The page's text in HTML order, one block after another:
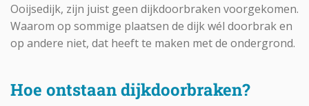
Ooijsedijk, zijn juist geen dijkdoorbraken voorgekomen.
Waarom op sommige plaatsen de dijk wél doorbrak en
op andere niet, dat heeft te maken met de ondergrond.
Hoe ontstaan dijkdoorbraken?